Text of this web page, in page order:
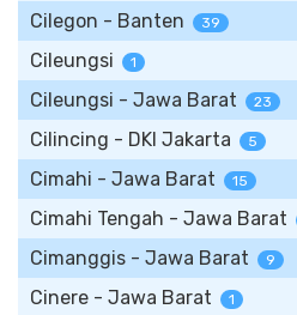
Cilegon - Banten 39
Cileungsi 1
Cileungsi - Jawa Barat 23
Cilincing - DKI Jakarta 5
Cimahi - Jawa Barat 15
Cimahi Tengah - Jawa Barat
Cimanggis - Jawa Barat 9
Cinere - Jawa Barat 1